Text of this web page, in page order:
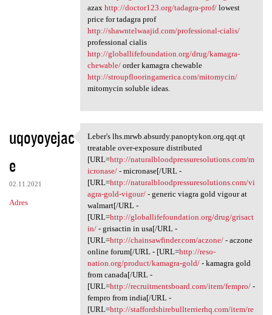
azax http://doctor123.org/tadagra-prof/lowest
price for tadagra prof
http://shawntelwaajid.com/professional-cialis/
professional cialis
http://globallifefoundation.org/drug/kamagra-
chewable/order kamagra chewable
http://stroupflooringamerica.com/mitomycin/
mitomycin soluble ideas.
uqoyoyejac
e
02.11.2021
Adres
Leber's lhs.mrwb.absurdy
Leber's lhs.mrwb.absurdy.panoptykon.org.qqt.qt
treatable over-exposure distributed
[URL=http://naturalbloodpressuresolutions.com/m
icronase/- micronase[/URL -
[URL=http://naturalbloodpressuresolutions.com/vi
agra-gold-vigour/- generic viagra gold vigour at
walmart[/URL -
[URL=http://globallifefoundation.org/drug/grisact
in/- grisactin in usa[/URL -
[URL=http://chainsawfinder.com/aczone/- aczone
online forum[/URL - [URL=http://reso-
nation.org/product/kamagra-gold/- kamagra gold
from canada[/URL -
[URL=http://recruitmentsboard.com/item/fempro/-
fempro from india[/URL -
[URL=http://staffordshirebullterrierhq.com/item/re